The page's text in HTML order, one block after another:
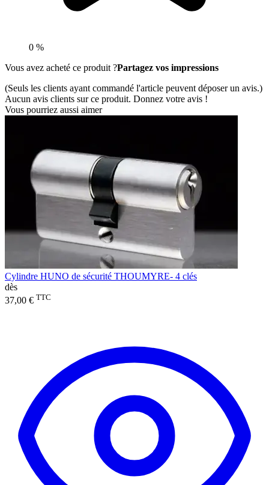
0 %
Vous avez acheté ce produit ?Partagez vos impressions
(Seuls les clients ayant commandé l'article peuvent déposer un avis.)
Aucun avis clients sur ce produit. Donnez votre avis !
Vous pourriez aussi aimer
Cylindre HUNO de sécurité THOUMYRE- 4 clés
dès
37,00 € TTC